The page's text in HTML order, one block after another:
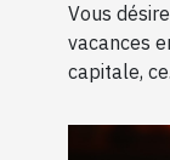
Vous
vacances
capitale,